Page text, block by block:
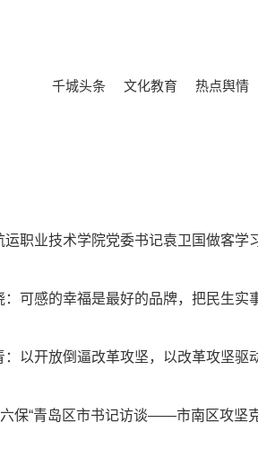
千城头条 文化教育 热点舆情
运职业技术学院党委书记袁卫国做客学
：可感的幸福是最好的品牌，把民生实
：以开放倒逼改革攻坚，以改革攻坚驱
六保“青岛区市书记访谈——市南区攻坚